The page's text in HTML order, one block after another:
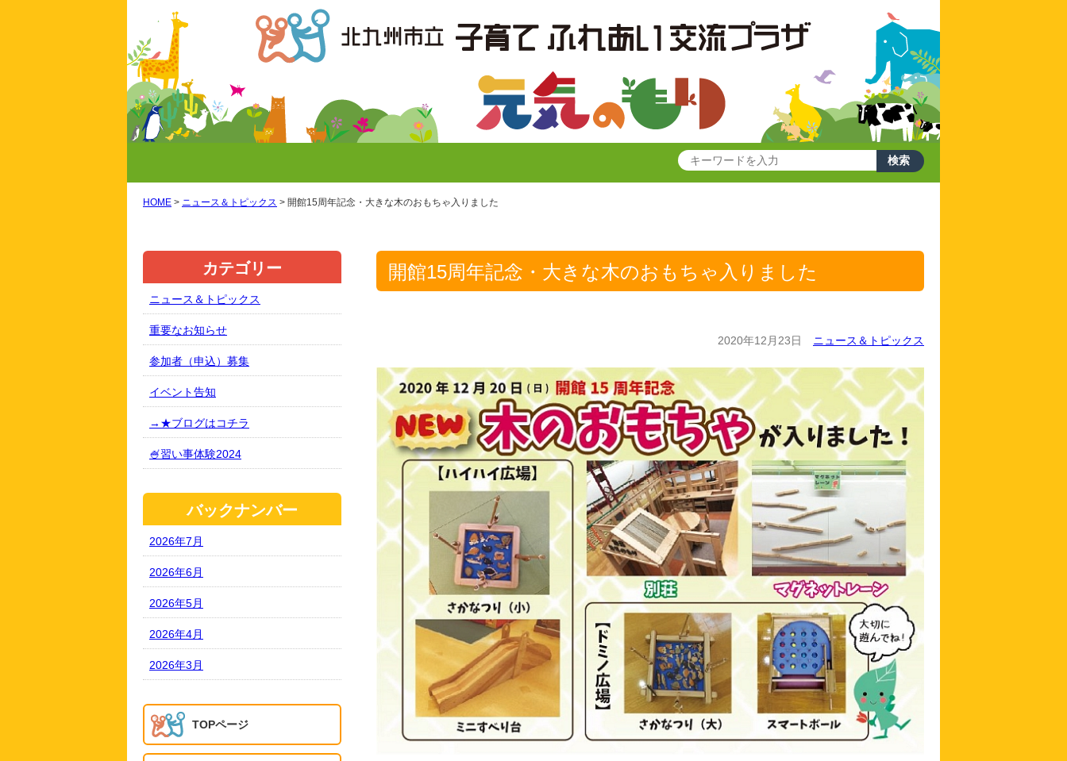
HOME > ニュース＆トピックス > 開館15周年記念・大きな木のおもちゃ入りました
開館15周年記念・大きな木のおもちゃ入りました
2020年12月23日 ニュース＆トピックス
カテゴリー
ニュース＆トピックス
重要なお知らせ
参加者（申込）募集
イベント告知
→★ブログはコチラ
🍧習い事体験2024
バックナンバー
2026年7月
2026年6月
2026年5月
2026年4月
2026年3月
TOPページ